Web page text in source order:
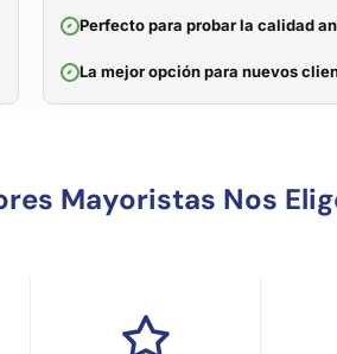
Perfecto para probar la calidad
La mejor opción para nuevos
Mayoristas Nos